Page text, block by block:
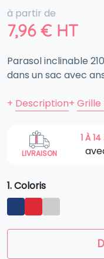
à partir de
7,96 € HT
Parasol inclinable
dans un sac avec
+ Description+
LIVRAISON
1 À
1. Coloris